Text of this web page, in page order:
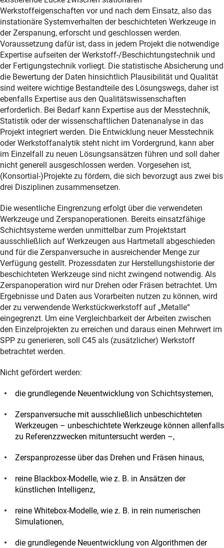
Werkstoffeigenschaften vor und nach dem Einsatz, also das
instationäre Systemverhalten der beschichteten Werkzeuge in
der Zerspanung, erforscht und geschlossen werden.
Voraussetzung dafür ist, dass in jedem Projekt die notwendige
Expertise aufseiten der Werkstoff-/Beschichtungstechnik und
der Fertigungstechnik vorliegt. Die statistische Absicherung und
die Bewertung der Daten hinsichtlich Plausibilität und Qualität
sind weitere wichtige Bestandteile des Lösungswegs, daher ist
ebenfalls Expertise aus den Qualitätswissenschaften
erforderlich. Bei Bedarf kann Expertise aus der Messtechnik,
Statistik oder der wissenschaftlichen Datenanalyse in das
Projekt integriert werden. Die Entwicklung neuer Messtechnik
oder Werkstoffanalytik steht nicht im Vordergrund, kann aber
im Einzelfall zu neuen Lösungsansätzen führen und soll daher
nicht generell ausgeschlossen werden. Vorgesehen ist,
(Konsortial-)Projekte zu fördern, die sich bevorzugt aus zwei bis
drei Disziplinen zusammensetzen.
Die wesentliche Eingrenzung erfolgt über die verwendeten
Werkzeuge und Zerspanoperationen. Bereits einsatzfähige
Schichtsysteme werden unmittelbar zum Projektstart
ausschließlich auf Werkzeugen aus Hartmetall abgeschieden
und für die Zerspanversuche in ausreichender Menge zur
Verfügung gestellt. Prozessdaten zur Herstellungshistorie der
beschichteten Werkzeuge sind nicht zwingend notwendig. Als
Zerspanoperation wird nur Drehen oder Fräsen betrachtet. Um
Ergebnisse und Daten aus Vorarbeiten nutzen zu können, wird
der zu verwendende Werkstückwerkstoff auf „Metalle“
eingegrenzt. Um eine Vergleichbarkeit der Arbeiten zwischen
den Einzelprojekten zu erreichen und daraus einen Mehrwert im
SPP zu generieren, soll C45 als (zusätzlicher) Werkstoff
betrachtet werden.
Nicht gefördert werden:
die grundlegende Neuentwicklung von Schichtsystemen,
Zerspanversuche mit ausschließlich unbeschichteten
Werkzeugen – unbeschichtete Werkzeuge können allenfalls
zu Referenzzwecken mituntersucht werden –,
Zerspanprozesse über das Drehen und Fräsen hinaus,
reine Blackbox-Modelle, wie z. B. in Ansätzen der
künstlichen Intelligenz,
reine Whitebox-Modelle, wie z. B. in rein numerischen
Simulationen,
die grundlegende Neuentwicklung von Algorithmen der